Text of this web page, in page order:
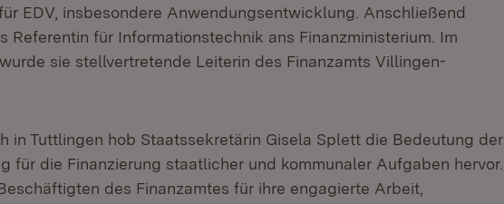
EDV, insbesondere Anwendungsentwicklung. Anschließend
Referentin für Informationstechnik ans Finanzministerium. Im
sie stellvertretende Leiterin des Finanzamts Villingen-
in Tuttlingen hob Staatssekretärin Gisela Splett die Bedeutung der
für die Finanzierung staatlicher und kommunaler Aufgaben hervor.
des Finanzamtes für ihre engagierte Arbeit,